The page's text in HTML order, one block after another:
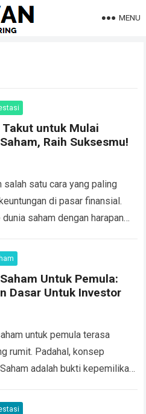
MENU
untuk Mulai
Raih Suksesmu!
satu cara yang paling
di pasar finansial.
saham dengan harapan
Untuk Pemula:
Dasar Untuk Investor
untuk pemula terasa
rumit. Padahal, konsep
adalah bukti kepemilikan